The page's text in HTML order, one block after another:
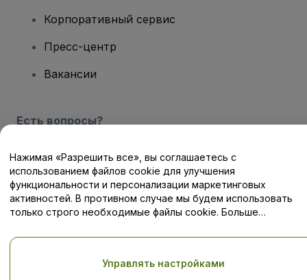
Корпоративный сервис
Пресс-центр
Вакансии
Есть вопросы?
Центр помощи / Свяжитесь с нами
Авторские права © viagogo GmbH 2026 Сведения о компании
Политики в отношении файлов cookie , иПолитики
Нажимая «Разрешить все», вы соглашаетесь с
использованием файлов cookie для улучшения
функциональности и персонализации маркетинговых
активностей. В противном случае мы будем использовать
только строго необходимые файлы cookie. Больше
Управлять настройками